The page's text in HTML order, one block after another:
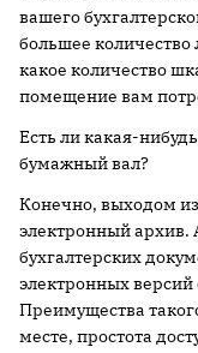
вашего
большее количество
какое количество
помещение вам
Есть ли какая-
бумажный вал?
Конечно, выходом
электронный архив.
бухгалтерских
электронных
Преимущества
месте, простота